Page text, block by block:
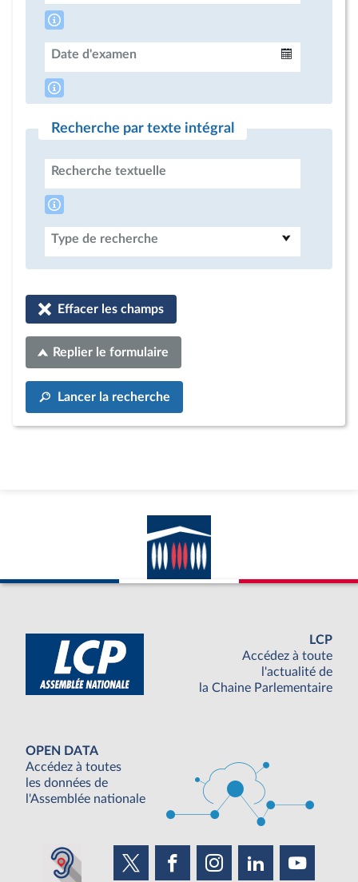
Date d'examen
Recherche par texte intégral
Recherche textuelle
Type de recherche
Effacer les champs
Replier le formulaire
Lancer la recherche
LCP
Accédez à toute
l'actualité de
la Chaine Parlementaire
OPEN DATA
Accédez à toutes
les données de
l'Assemblée nationale